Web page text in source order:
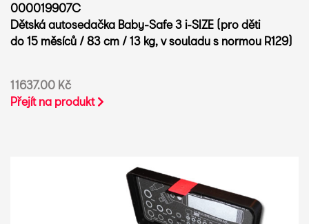
000019907C
Dětská autosedačka Baby-Safe 3 i-SIZE (pro děti
do 15 měsíců / 83 cm / 13 kg, v souladu s normou R129)
11637.00 Kč
Přejít na produkt